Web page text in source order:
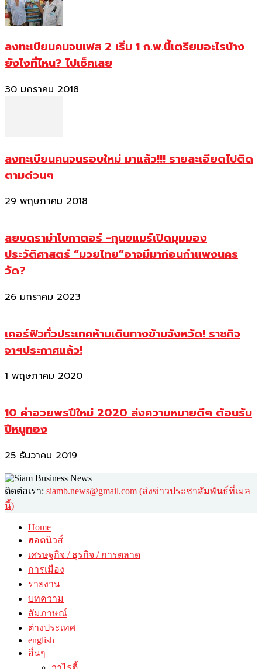
ลงทะเบียนคนจนเฟส 2 เริ่ม 1 ก.พ.นี้เตรียมอะไรบ้าง
ยังไงที่ไหน? ไปเช็คเลย
30 มกราคม 2018
ลงทะเบียนคนจนรอบใหม่ มาแล้ว!!! รายละเอียดไปติด
ตามด่วนๆ
29 พฤษภาคม 2018
สยบดราม่าโบกาตอร์ -กุนขแมร์เปิดมุมมอง
ประวัติศาสตร์ “มวยไทย”อาจมีมาก่อนกำแพงนคร
วัด?
26 มกราคม 2023
เคอร์ฟิวทั่วประเทศห้ามเดินทางข้ามจังหวัด! ราชกิจ
จาฯประกาศแล้ว!
1 พฤษภาคม 2020
10 คำอวยพรปีใหม่ 2020 ส่งความหมายดีๆ ต้อนรับ
ปีหนูทอง
25 ธันวาคม 2019
ติดต่อเรา: siamb.news@gmail.com (ส่งข่าวประชาสัมพันธ์ที่เมล
นี้)
Home
ฮอตนิวส์
เศรษฐกิจ / ธุรกิจ / การตลาด
การเมือง
รายงาน
บทความ
สัมภาษณ์
ต่างประเทศ
english
อื่นๆ